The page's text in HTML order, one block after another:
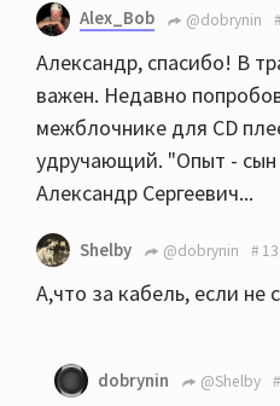
Alex_Bob @dobrynin
Александр, спасибо! В
важен. Недавно
межблочнике для CD
удручающий. "Опыт -
Александр Сергеевич...
Shelby @dobrynin
А,что за кабель, если не
dobrynin @Shelby